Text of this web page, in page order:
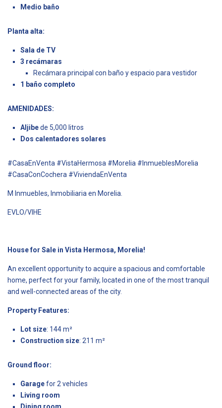
Medio baño
Planta alta:
Sala de TV
3 recámaras
Recámara principal con baño y espacio para vestidor
1 baño completo
AMENIDADES:
Aljibede 5,000 litros
Dos calentadores solares
#CasaEnVenta #VistaHermosa #Morelia #InmueblesMorelia
#CasaConCochera #ViviendaEnVenta
M Inmuebles, Inmobiliaria en Morelia.
EVLO/VIHE
House for Sale in Vista Hermosa, Morelia!
An excellent opportunity to acquire a spacious and comfortable
home, perfect for your family, located in one of the most tranquil
and well-connected areas of the city.
Property Features:
Lot size: 144 m²
Construction size: 211 m²
Ground floor:
Garagefor 2 vehicles
Living room
Dining room